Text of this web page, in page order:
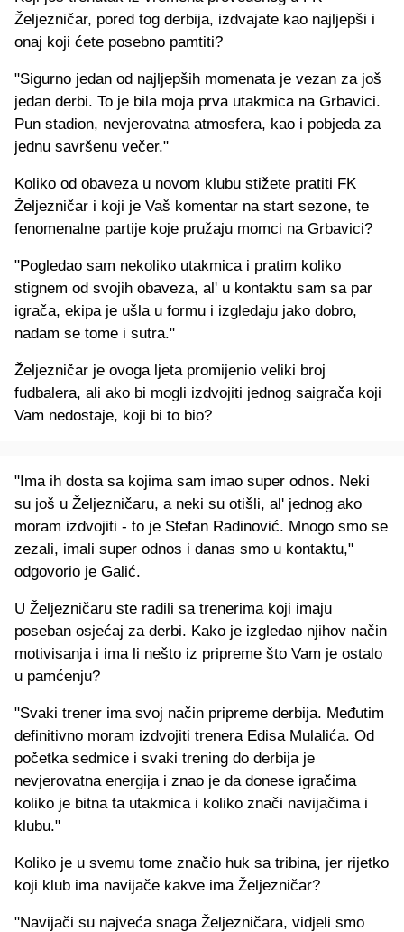
Željezničar, pored tog derbija, izdvajate kao najljepši i
onaj koji ćete posebno pamtiti?
"Sigurno jedan od najljepših momenata je vezan za još
jedan derbi. To je bila moja prva utakmica na Grbavici.
Pun stadion, nevjerovatna atmosfera, kao i pobjeda za
jednu savršenu večer."
Koliko od obaveza u novom klubu stižete pratiti FK
Željezničar i koji je Vaš komentar na start sezone, te
fenomenalne partije koje pružaju momci na Grbavici?
"Pogledao sam nekoliko utakmica i pratim koliko
stignem od svojih obaveza, al' u kontaktu sam sa par
igrača, ekipa je ušla u formu i izgledaju jako dobro,
nadam se tome i sutra."
Željezničar je ovoga ljeta promijenio veliki broj
fudbalera, ali ako bi mogli izdvojiti jednog saigrača koji
Vam nedostaje, koji bi to bio?
"Ima ih dosta sa kojima sam imao super odnos. Neki
su još u Željezničaru, a neki su otišli, al' jednog ako
moram izdvojiti - to je Stefan Radinović. Mnogo smo se
zezali, imali super odnos i danas smo u kontaktu,"
odgovorio je Galić.
U Željezničaru ste radili sa trenerima koji imaju
poseban osjećaj za derbi. Kako je izgledao njihov način
motivisanja i ima li nešto iz pripreme što Vam je ostalo
u pamćenju?
"Svaki trener ima svoj način pripreme derbija. Međutim
definitivno moram izdvojiti trenera Edisa Mulalića. Od
početka sedmice i svaki trening do derbija je
nevjerovatna energija i znao je da donese igračima
koliko je bitna ta utakmica i koliko znači navijačima i
klubu."
Koliko je u svemu tome značio huk sa tribina, jer rijetko
koji klub ima navijače kakve ima Željezničar?
"Navijači su najveća snaga Željezničara, vidjeli smo